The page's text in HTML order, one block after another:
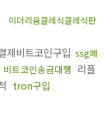
이더리움클레식클레식판
제비트코인구입 ssg페
비트코인송금대행 리플
tron구입